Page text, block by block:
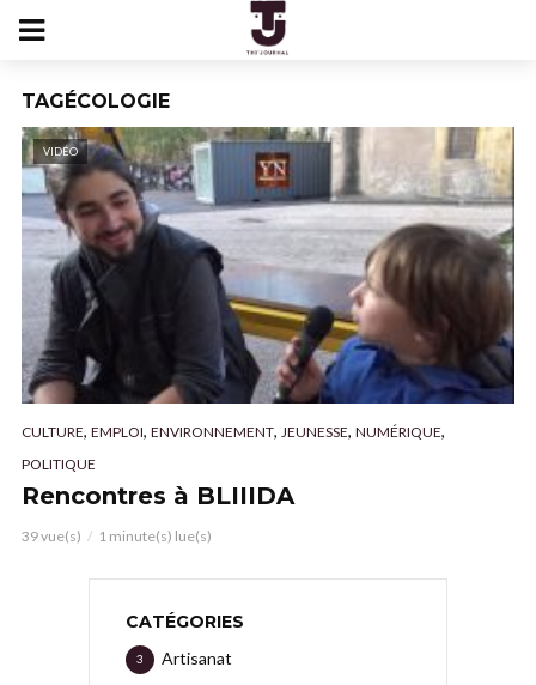
TAGÉCOLOGIE
VIDÉO
CULTURE, EMPLOI, ENVIRONNEMENT, JEUNESSE, NUMÉRIQUE,
POLITIQUE
Rencontres à BLIIIDA
39 vue(s) 1 minute(s) lue(s)
CATÉGORIES
Artisanat
3